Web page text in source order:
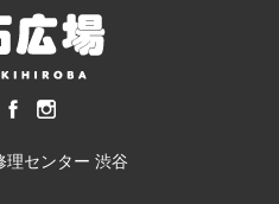
理センター 渋谷